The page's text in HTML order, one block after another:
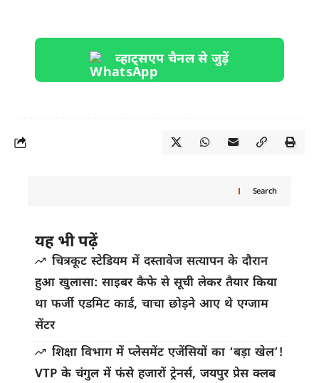
व्हाट्सएप चैनल से जुड़ें
Search
यह भी पढ़ें
चित्रकूट स्टेडियम में दस्तावेज सत्यापन के दौरान
हुआ खुलासा: साइबर कैफे से सूची लेकर तैयार किया
था फर्जी एडमिट कार्ड, चाचा छोड़ने आए थे एग्जाम
सेंटर
शिक्षा विभाग में प्लेसमेंट एजेंसियों का ‘बड़ा खेल’!
VTP के चंगुल में फंसे हजारों ट्रेनर्स, जयपुर प्रेस क्लब